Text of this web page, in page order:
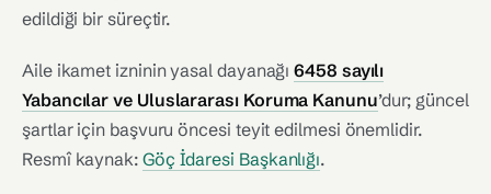
edildiği bir süreçtir.
Aile ikamet izninin yasal dayanağı6458 sayılı
Yabancılar ve Uluslararası Koruma Kanunu’dur; güncel
şartlar için başvuru öncesi teyit edilmesi önemlidir.
Resmî kaynak: Göç İdaresi Başkanlığı.